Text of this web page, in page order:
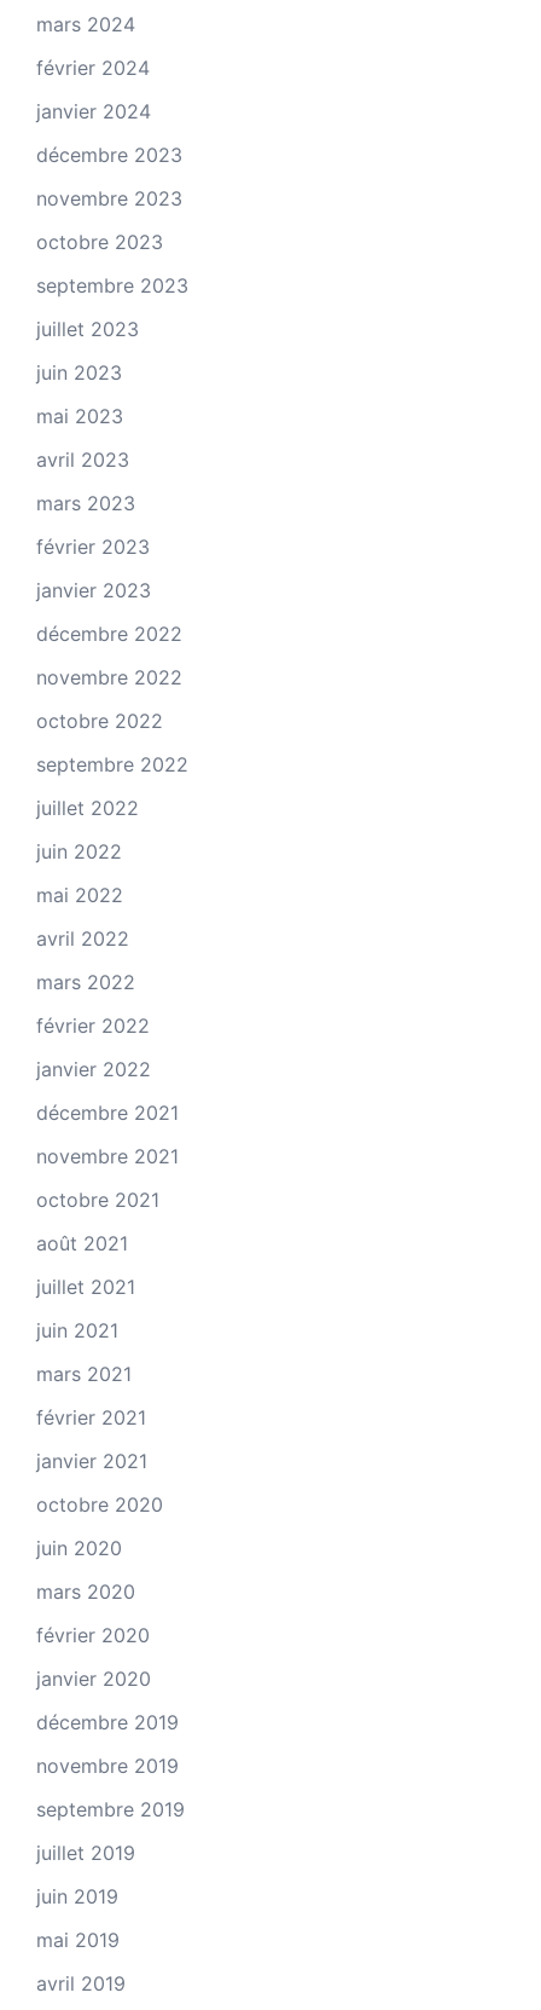
mars 2024
février 2024
janvier 2024
décembre 2023
novembre 2023
octobre 2023
septembre 2023
juillet 2023
juin 2023
mai 2023
avril 2023
mars 2023
février 2023
janvier 2023
décembre 2022
novembre 2022
octobre 2022
septembre 2022
juillet 2022
juin 2022
mai 2022
avril 2022
mars 2022
février 2022
janvier 2022
décembre 2021
novembre 2021
octobre 2021
août 2021
juillet 2021
juin 2021
mars 2021
février 2021
janvier 2021
octobre 2020
juin 2020
mars 2020
février 2020
janvier 2020
décembre 2019
novembre 2019
septembre 2019
juillet 2019
juin 2019
mai 2019
avril 2019